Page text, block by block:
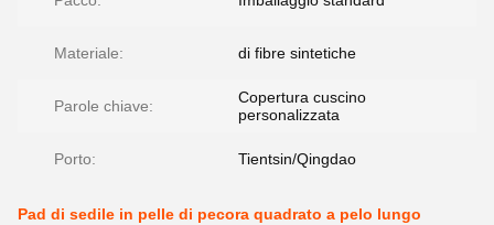
Materiale: di fibre sintetiche
Parole chiave:
Copertura cuscino
personalizzata
Porto: Tientsin/Qingdao
Pad di sedile in pelle di pecora quadrato a pelo lungo